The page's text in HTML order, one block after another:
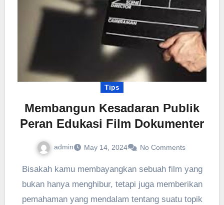
Tips
Membangun Kesadaran Publik
Peran Edukasi Film Dokumenter
admin May 14, 2024 No Comments
Bisakah kamu membayangkan sebuah film yang
bukan hanya menghibur, tetapi juga memberikan
pemahaman yang mendalam tentang suatu topik